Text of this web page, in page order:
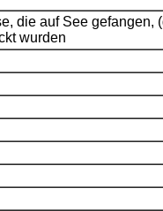
die auf See
wurden